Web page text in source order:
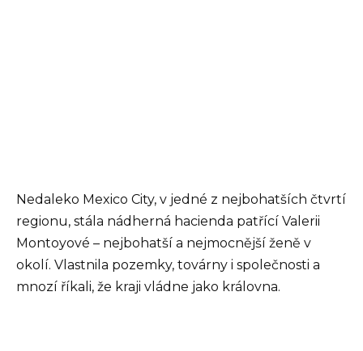
Nedaleko Mexico City, v jedné z nejbohatších čtvrtí
regionu, stála nádherná hacienda patřící Valerii
Montoyové – nejbohatší a nejmocnější ženě v
okolí. Vlastnila pozemky, továrny i společnosti a
mnozí říkali, že kraji vládne jako královna.